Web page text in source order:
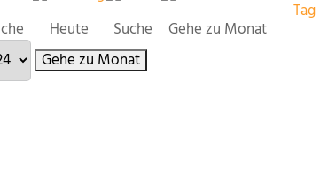
Heute Suche
Gehe zu Monat
Gehe zu Monat